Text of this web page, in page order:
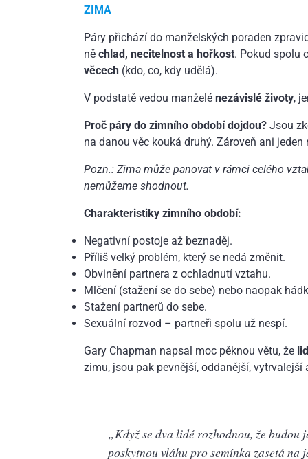
ZIMA
Páry přichází do manželských poraden
ně chlad, necitelnost a hořkost. Pokud spolu
věcech (kdo, co, kdy udělá).
V podstatě vedou manželé nezávislé životy,
Proč páry do zimního období dojdou? Jsou
na danou věc kouká druhý. Zároveň ani
Pozn.: Zima může panovat v rámci celého
nemůžeme shodnout.
Charakteristiky zimního období:
Negativní postoje až beznaděj.
Příliš velký problém, který se nedá změnit.
Obvinění partnera z ochladnutí vztahu.
Mlčení (stažení se do sebe) nebo naopak
Stažení partnerů do sebe.
Sexuální rozvod – partneři spolu už nespí.
Gary Chapman napsal moc pěknou větu, že
zimu, jsou pak pevnější, oddanější, vytrvalejší
„Když se dva lidé rozhodnou, že
poskytnou vláhu pro semínka zasetá na